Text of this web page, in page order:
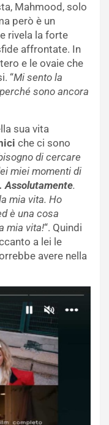
Mahmood, solo
però è un
rivela la forte
affrontate. In
e le ovaie che
“Mi sento la
sono ancora
sua vita
che ci sono
di cercare
miei momenti di
Assolutamente.
mia vita. Ho
è una cosa
mia vita!“. Quindi
a lei le
avere nella